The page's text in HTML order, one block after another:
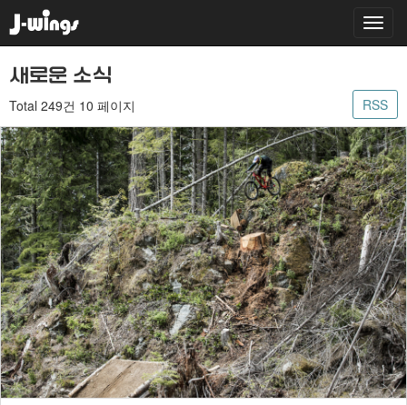
새로운 소식
Total 249건 10 페이지 RSS